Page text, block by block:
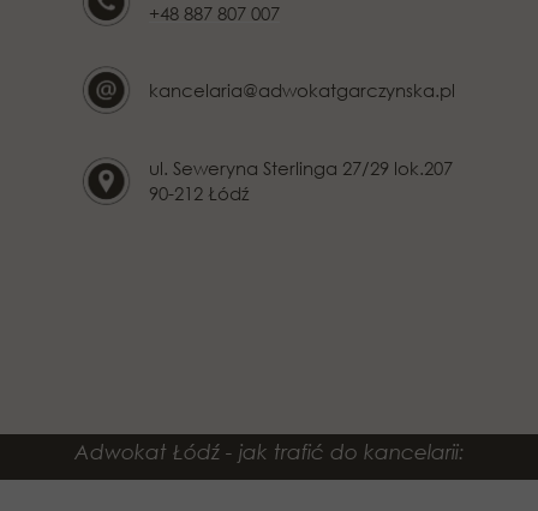
Adwokat Łódź - jak trafić do kancelarii:
ul. Seweryna Sterlinga 27/29 lok.207
90-212 Łódź
kancelaria@adwokatgarczynska.pl
+48 887 807 007